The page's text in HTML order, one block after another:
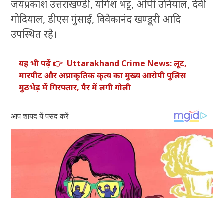
जयप्रकाश उत्तराखण्डी, योगेश भट्ट, ओपी उनियाल, देवी
गोदियाल, डीएस गुंसाई, विवेकानंद खण्डूरी आदि
उपस्थित रहे।
यह भी पढ़ें 👉 Uttarakhand Crime News: लूट,
मारपीट और अप्राकृतिक कृत्य का मुख्य आरोपी पुलिस
मुठभेड़ में गिरफ्तार, पैर में लगी गोली